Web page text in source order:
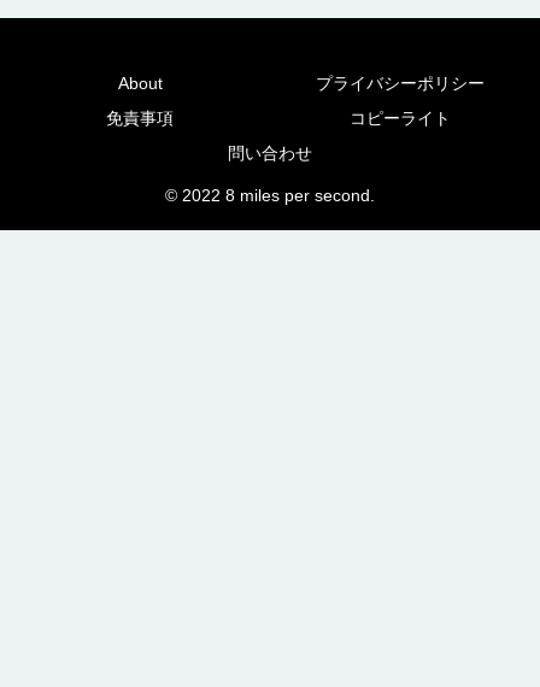
About
プライバシーポリシー
免責事項
コピーライト
問い合わせ
© 2022 8 miles per second.